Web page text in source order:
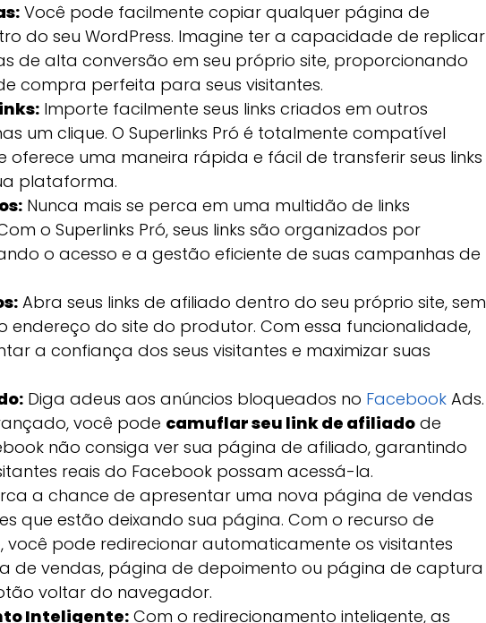
Você pode facilmente copiar qualquer página de
do seu WordPress. Imagine ter a capacidade de replicar
de alta conversão em seu próprio site, proporcionando
compra perfeita para seus visitantes.
Importe facilmente seus links criados em outros
um clique. O Superlinks Pró é totalmente compatível
oferece uma maneira rápida e fácil de transferir seus links
plataforma.
Nunca mais se perca em uma multidão de links
o Superlinks Pró, seus links são organizados por
o acesso e a gestão eficiente de suas campanhas de
Abra seus links de afiliado dentro do seu próprio site, sem
endereço do site do produtor. Com essa funcionalidade,
a confiança dos seus visitantes e maximizar suas
Diga adeus aos anúncios bloqueados no FacebookAds.
você pode camuflar seu link de afiliadode
não consiga ver sua página de afiliado, garantindo
reais do Facebook possam acessá-la.
a chance de apresentar uma nova página de vendas
que estão deixando sua página. Com o recurso de
você pode redirecionar automaticamente os visitantes
de vendas, página de depoimento ou página de captura
voltar do navegador.
Inteligente:Com o redirecionamento inteligente, as